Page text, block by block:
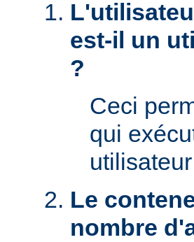
est-il un
?
Ceci
qui
Le
nombre